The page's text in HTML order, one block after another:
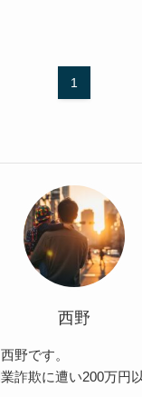
1
西野
野です。
詐欺に遭い200万円